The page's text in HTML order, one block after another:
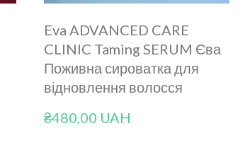
Eva ADVANCED CARE
CLINIC Taming SERUM Єва
Поживна сироватка для
відновлення волосся
₴480,00 UAH